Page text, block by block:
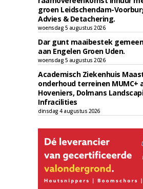
groen Leidschendam-
Advies & Detachering.
woensdag 5 augustus 2026
Dar gunt maaibestek
aan Engelen Groen Uden.
woensdag 5 augustus 2026
Academisch Ziekenhuis
onderhoud terreinen MUMC+
Hoveniers, Dolmans
Infracilities
dinsdag 4 augustus 2026